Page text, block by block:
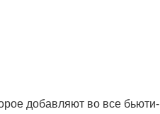
добавляют во все